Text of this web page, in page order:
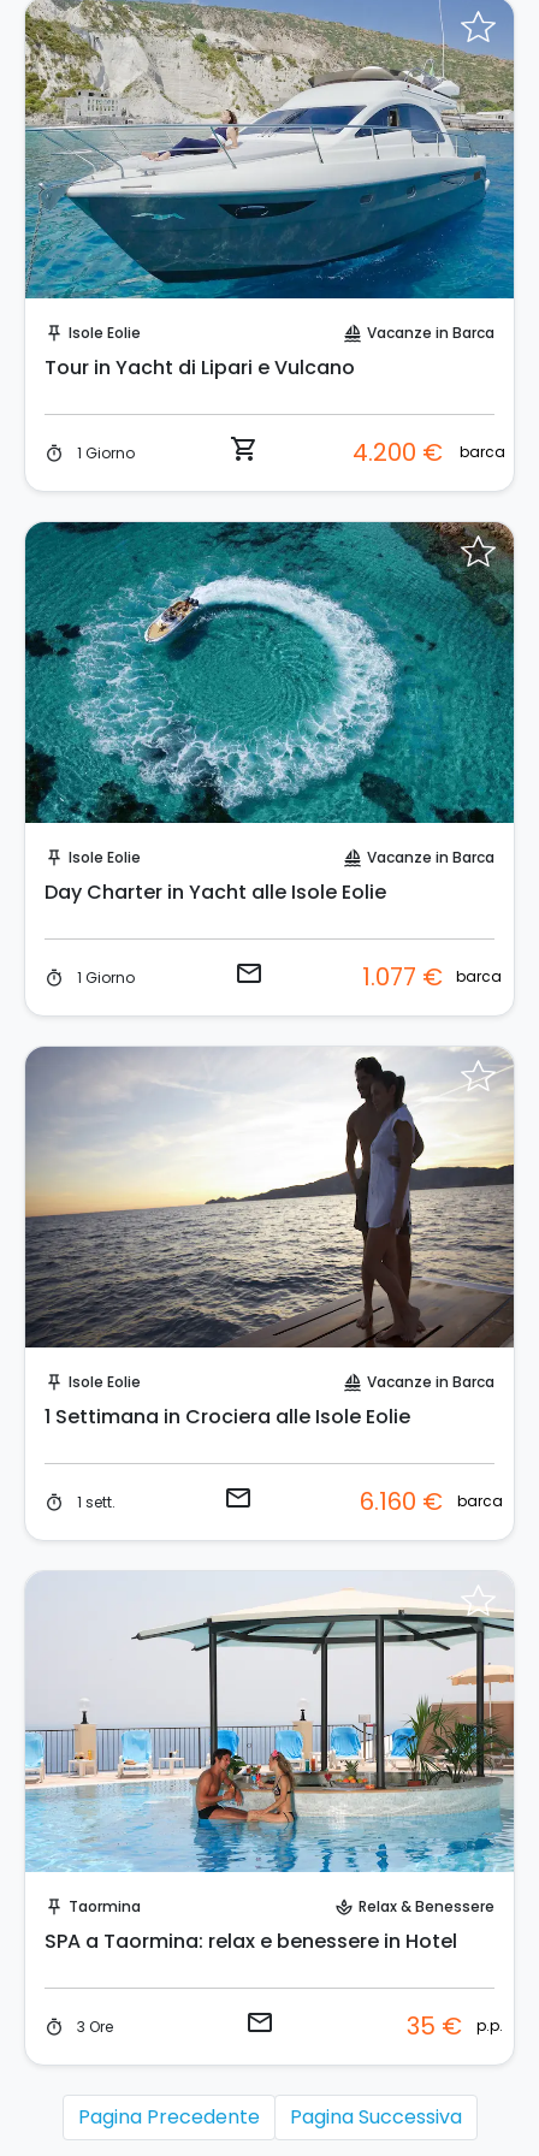
push_pin Isole Eolie sailing Vacanze in Barca
Tour in Yacht di Lipari e Vulcano
timer 1 Giorno shopping_cart 4.200 € barca
push_pin Isole Eolie sailing Vacanze in Barca
Day Charter in Yacht alle Isole Eolie
timer 1 Giorno email 1.077 € barca
push_pin Isole Eolie sailing Vacanze in Barca
1 Settimana in Crociera alle Isole Eolie
timer 1 sett. email 6.160 € barca
push_pin Taormina spa Relax & Benessere
SPA a Taormina: relax e benessere in Hotel
timer 3 Ore email 35 € p.p.
Pagina Precedente Pagina Successiva